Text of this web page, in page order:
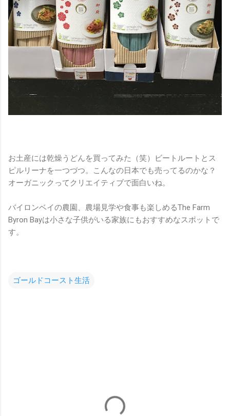
お土産には乾燥うどんを買ってみた（笑）ビートルートとス
ピルリーナを一つづつ。こんなの日本でも売ってるのかな？
オーガニックってクリエイティブで面白いね。
バイロンベイの農園、農場見学や食事も楽しめるThe Farm
Byron Bayは小さな子供がいる家族にもおすすめなスポットで
す。
ゴールドコースト生活